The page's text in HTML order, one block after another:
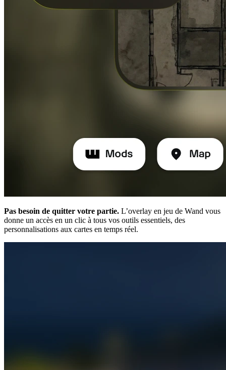
Pas besoin de quitter votre partie. L’overlay en jeu de Wand vous
donne un accès en un clic à tous vos outils essentiels, des
personnalisations aux cartes en temps réel.